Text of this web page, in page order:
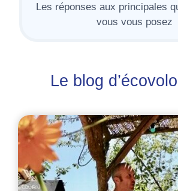
Les réponses aux principales
vous vous posez
Le blog